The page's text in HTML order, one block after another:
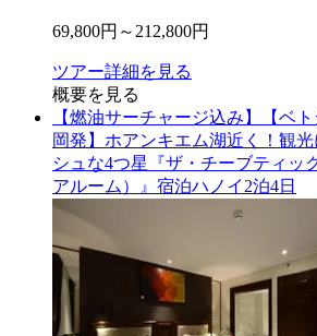
69,800円～ 212,800円
ツアー詳細を見る
概要を見る
【燃油サーチャージ込み】【ベ
岡発】ホアンキエム湖近く！観
シュな4つ星『ザ・チーブティッ
アルーム）』宿泊ハノイ2泊4日